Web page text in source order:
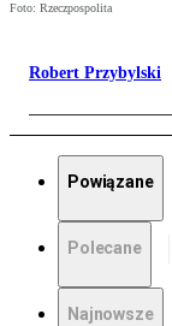
Foto: Rzeczpospolita
Robert Przybylski
Powiązane
Polecane
Najnowsze